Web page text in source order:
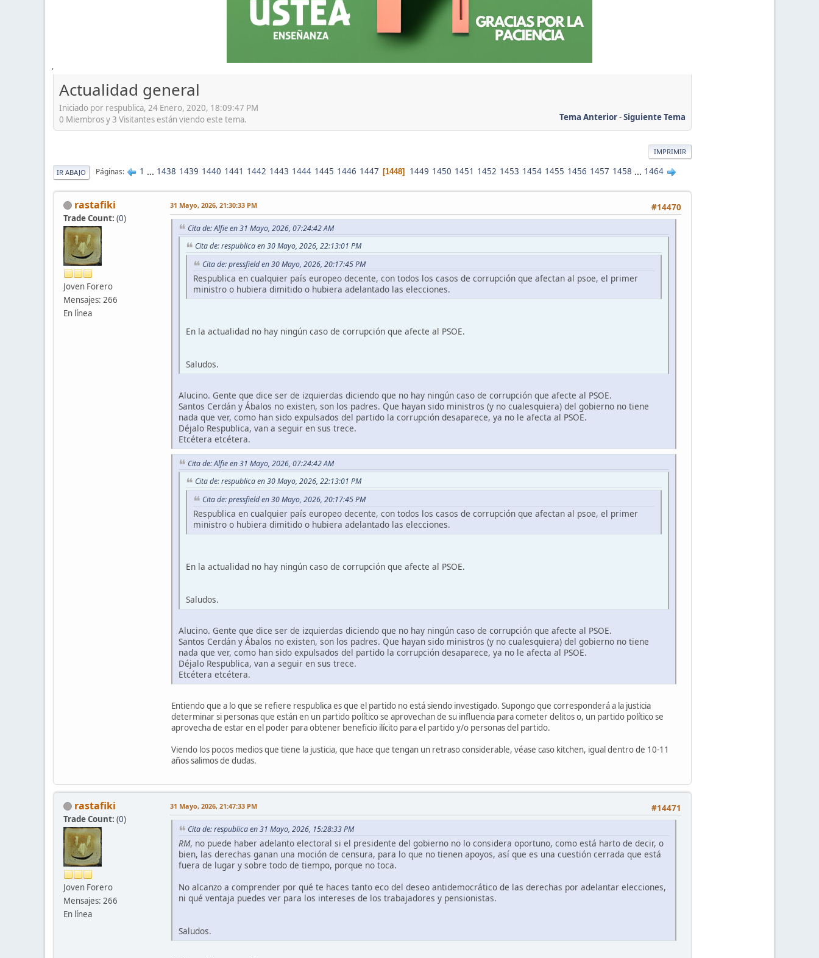
'
Actualidad general
Iniciado por respublica, 24 Enero, 2020, 18:09:47 PM
Tema Anterior-Siguiente Tema
0 Miembros y 3 Visitantes están viendo este tema.
IMPRIMIR
IR ABAJO Páginas 1 ... 1438 1439 1440 1441 1442 1443 1444 1445 1446 1447 1448 1449 1450 1451 1452 1453 1454 1455 1456 1457 1458 ... 1464
rastafiki
Trade Count: (0)
Joven Forero
Mensajes: 266
En línea
#14470
31 Mayo, 2026, 21:30:33 PM
Cita de: Alfie en 31 Mayo, 2026, 07:24:42 AM
Cita de: respublica en 30 Mayo, 2026, 22:13:01 PM
Cita de: pressfield en 30 Mayo, 2026, 20:17:45 PM
Respublica en cualquier país europeo decente, con todos los casos de corrupción que afectan al psoe, el primer
ministro o hubiera dimitido o hubiera adelantado las elecciones.
En la actualidad no hay ningún caso de corrupción que afecte al PSOE.
Saludos.
Alucino. Gente que dice ser de izquierdas diciendo que no hay ningún caso de corrupción que afecte al PSOE.
Santos Cerdán y Ábalos no existen, son los padres. Que hayan sido ministros (y no cualesquiera) del gobierno no tiene
nada que ver, como han sido expulsados del partido la corrupción desaparece, ya no le afecta al PSOE.
Déjalo Respublica, van a seguir en sus trece.
Etcétera etcétera.
Cita de: Alfie en 31 Mayo, 2026, 07:24:42 AM
Cita de: respublica en 30 Mayo, 2026, 22:13:01 PM
Cita de: pressfield en 30 Mayo, 2026, 20:17:45 PM
Respublica en cualquier país europeo decente, con todos los casos de corrupción que afectan al psoe, el primer
ministro o hubiera dimitido o hubiera adelantado las elecciones.
En la actualidad no hay ningún caso de corrupción que afecte al PSOE.
Saludos.
Alucino. Gente que dice ser de izquierdas diciendo que no hay ningún caso de corrupción que afecte al PSOE.
Santos Cerdán y Ábalos no existen, son los padres. Que hayan sido ministros (y no cualesquiera) del gobierno no tiene
nada que ver, como han sido expulsados del partido la corrupción desaparece, ya no le afecta al PSOE.
Déjalo Respublica, van a seguir en sus trece.
Etcétera etcétera.
Entiendo que a lo que se refiere respublica es que el partido no está siendo investigado. Supongo que corresponderá a la justicia
determinar si personas que están en un partido político se aprovechan de su influencia para cometer delitos o, un partido político se
aprovecha de estar en el poder para obtener beneficio ilícito para el partido y/o personas del partido.
Viendo los pocos medios que tiene la justicia, que hace que tengan un retraso considerable, véase caso kitchen, igual dentro de 10-11
años salimos de dudas.
rastafiki
Trade Count: (0)
Joven Forero
Mensajes: 266
En línea
#14471
31 Mayo, 2026, 21:47:33 PM
Cita de: respublica en 31 Mayo, 2026, 15:28:33 PM
RM, no puede haber adelanto electoral si el presidente del gobierno no lo considera oportuno, como está harto de decir, o
bien, las derechas ganan una moción de censura, para lo que no tienen apoyos, así que es una cuestión cerrada que está
fuera de lugar y sobre todo de tiempo, porque no toca.
No alcanzo a comprender por qué te haces tanto eco del deseo antidemocrático de las derechas por adelantar elecciones,
ni qué ventaja puedes ver para los intereses de los trabajadores y pensionistas.
Saludos.